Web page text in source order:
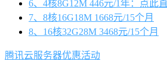
6、4核8G12M 446元/1年：点此
7、8核16G18M 1668元/15个月
8、16核32G28M 3468元/15个月
腾讯云服务器优惠活动